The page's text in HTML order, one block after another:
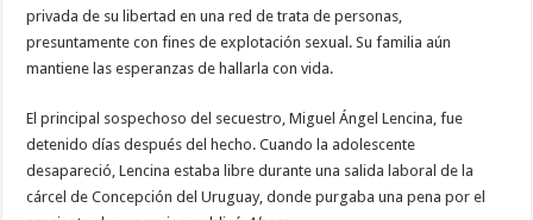
privada de su libertad en una red de trata de personas,
presuntamente con fines de explotación sexual. Su familia aún
mantiene las esperanzas de hallarla con vida.
El principal sospechoso del secuestro, Miguel Ángel Lencina, fue
detenido días después del hecho. Cuando la adolescente
desapareció, Lencina estaba libre durante una salida laboral de la
cárcel de Concepción del Uruguay, donde purgaba una pena por el